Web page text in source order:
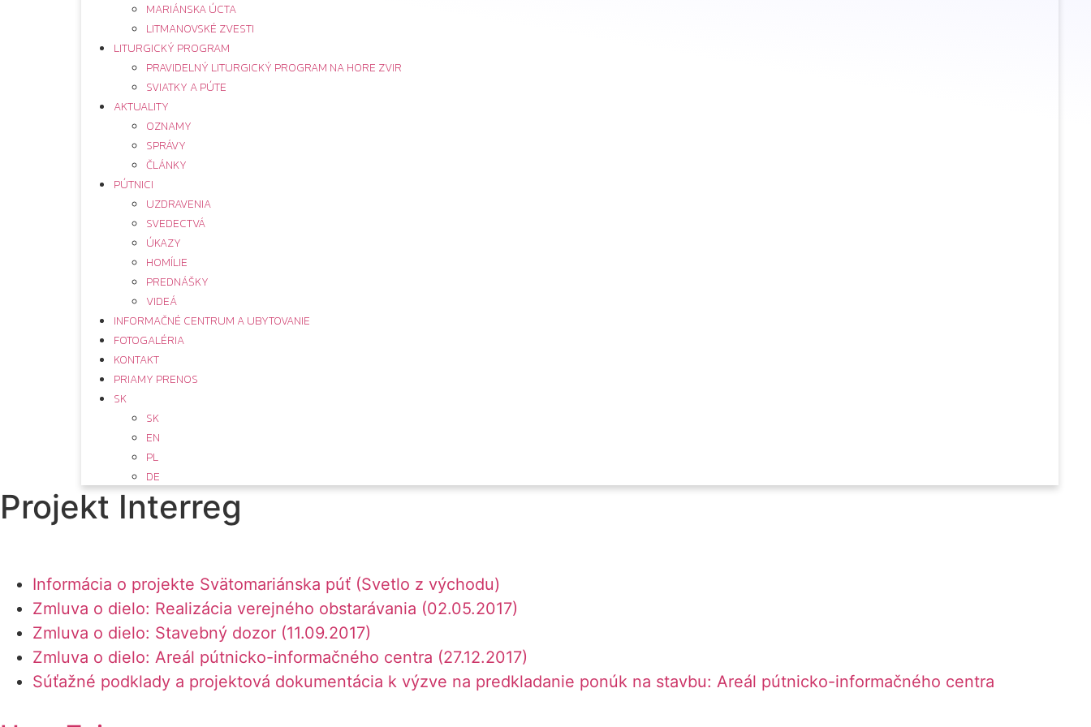
MARIÁNSKA ÚCTA
LITMANOVSKÉ ZVESTI
LITURGICKÝ PROGRAM
PRAVIDELNÝ LITURGICKÝ PROGRAM NA HORE ZVIR
SVIATKY A PÚTE
AKTUALITY
OZNAMY
SPRÁVY
ČLÁNKY
PÚTNICI
UZDRAVENIA
SVEDECTVÁ
ÚKAZY
HOMÍLIE
PREDNÁŠKY
VIDEÁ
INFORMAČNÉ CENTRUM A UBYTOVANIE
FOTOGALÉRIA
KONTAKT
PRIAMY PRENOS
SK
SK
EN
PL
DE
Projekt Interreg
Informácia o projekte Svätomariánska púť (Svetlo z východu)
Zmluva o dielo: Realizácia verejného obstarávania (02.05.2017)
Zmluva o dielo: Stavebný dozor (11.09.2017)
Zmluva o dielo: Areál pútnicko-informačného centra (27.12.2017)
Súťažné podklady a projektová dokumentácia k výzve na predkladanie ponúk na stavbu: Areál pútnicko-informačného centra